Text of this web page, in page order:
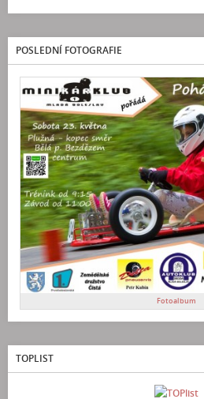
POSLEDNÍ FOTOGRAFIE
Fotoalbum
TOPLIST